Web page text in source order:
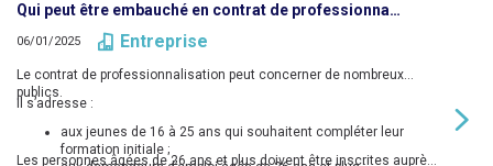
les personnes qui ont été titulaires d’un contrat uniqueQui peut être embauché en contrat de professionnalisation ?
06/01/2025 Entreprise
Le contrat de professionnalisation peut concerner de nombreux
publics.
Il s’adresse :
aux jeunes de 16 à 25 ans qui souhaitent compléter leur
formation initiale ;
Les personnes âgées de 26 ans et plus doivent être inscrites auprès